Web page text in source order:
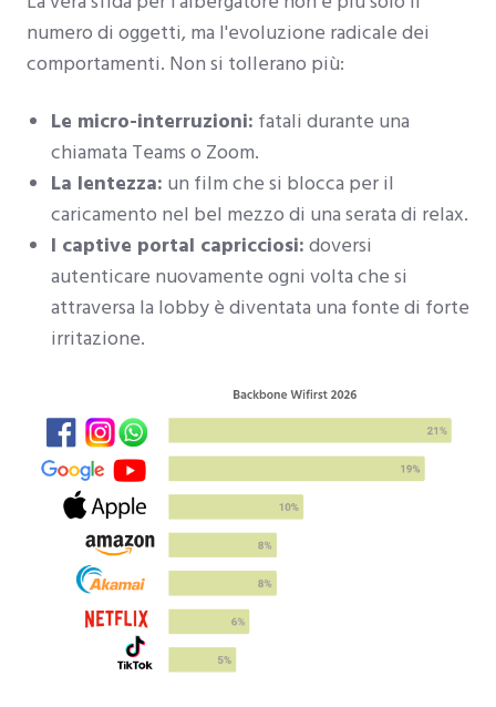
numero di oggetti, ma l'evoluzione radicale dei
comportamenti. Non si tollerano più:
Le micro-interruzioni: fatali durante una
chiamata Teams o Zoom.
La lentezza: un film che si blocca per il
caricamento nel bel mezzo di una serata di relax.
I captive portal capricciosi: doversi
autenticare nuovamente ogni volta che si
attraversa la lobby è diventata una fonte di forte
irritazione.